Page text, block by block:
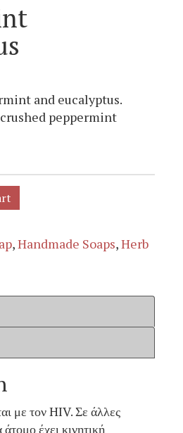
and eucalyptus.
peppermint
,Handmade Soaps,Herb
με τον HIV. Σε άλλες
έχει κινητική